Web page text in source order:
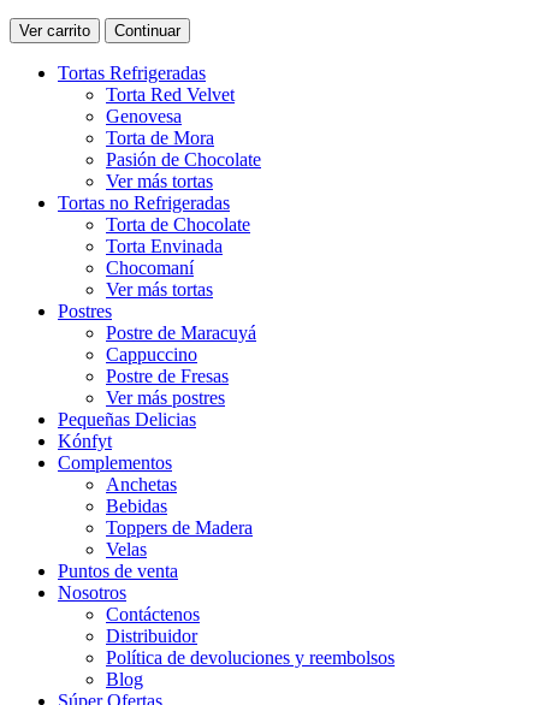
Ver carrito Continuar
Tortas Refrigeradas
Torta Red Velvet
Genovesa
Torta de Mora
Pasión de Chocolate
Ver más tortas
Tortas no Refrigeradas
Torta de Chocolate
Torta Envinada
Chocomaní
Ver más tortas
Postres
Postre de Maracuyá
Cappuccino
Postre de Fresas
Ver más postres
Pequeñas Delicias
Kónfyt
Complementos
Anchetas
Bebidas
Toppers de Madera
Velas
Puntos de venta
Nosotros
Contáctenos
Distribuidor
Política de devoluciones y reembolsos
Blog